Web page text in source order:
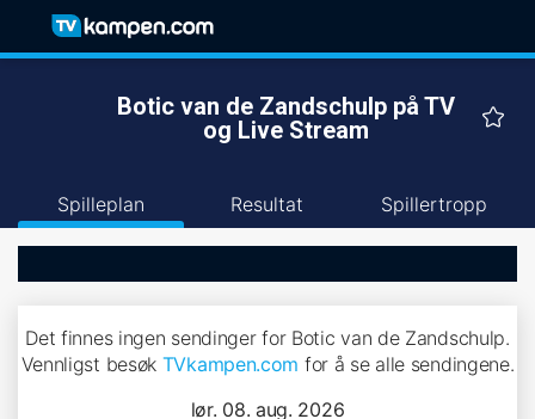
Botic van de Zandschulp på TV
og Live Stream
Spilleplan Resultat Spillertropp
Det finnes ingen sendinger for Botic van de Zandschulp.
Vennligst besøk TVkampen.com for å se alle sendingene.
lør. 08. aug. 2026